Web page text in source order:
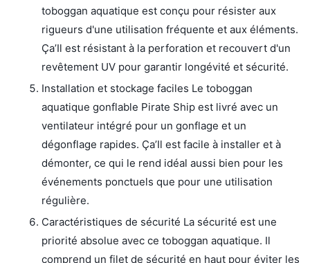
toboggan aquatique est conçu pour résister aux
rigueurs d'une utilisation fréquente et aux éléments.
Ça’Il est résistant à la perforation et recouvert d'un
revêtement UV pour garantir longévité et sécurité.
Installation et stockage faciles Le toboggan
aquatique gonflable Pirate Ship est livré avec un
ventilateur intégré pour un gonflage et un
dégonflage rapides. Ça’Il est facile à installer et à
démonter, ce qui le rend idéal aussi bien pour les
événements ponctuels que pour une utilisation
régulière.
Caractéristiques de sécurité La sécurité est une
priorité absolue avec ce toboggan aquatique. Il
comprend un filet de sécurité en haut pour éviter les